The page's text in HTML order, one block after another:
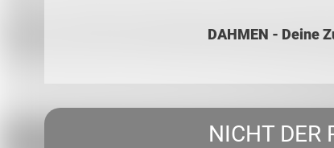
DAHMEN - Deine
NICHT DER